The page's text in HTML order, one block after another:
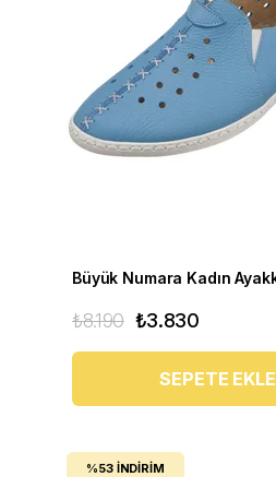
₺3.830
₺8.190
SEPETE EKLE
%53 İNDIRIM